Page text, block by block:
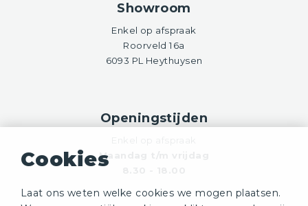
Showroom
Enkel op afspraak
Roorveld 16a
6093 PL Heythuysen
Openingstijden
Maandag t/m vrijdag
Cookies
Laat ons weten welke cookies we mogen plaatsen.